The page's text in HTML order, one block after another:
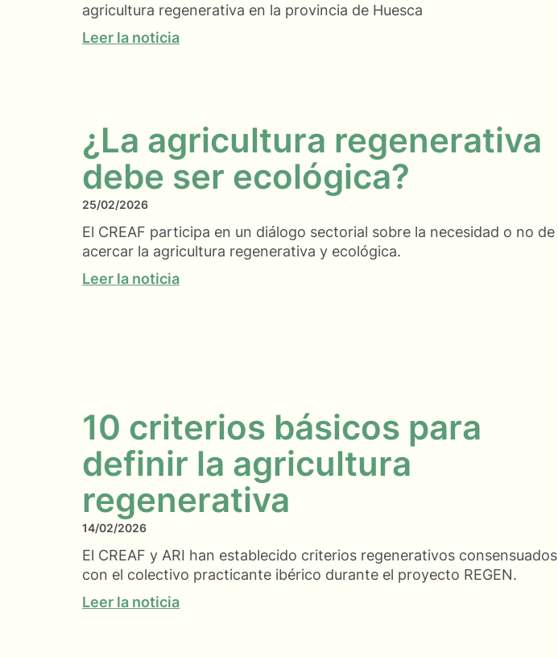
agricultura regenerativa en la provincia de Huesca
Leer la noticia
¿La agricultura regenerativa
debe ser ecológica?
25/02/2026
El CREAF participa en un diálogo sectorial sobre la necesidad o no de
acercar la agricultura regenerativa y ecológica.
Leer la noticia
10 criterios básicos para
definir la agricultura
regenerativa
14/02/2026
El CREAF y ARI han establecido criterios regenerativos consensuados
con el colectivo practicante ibérico durante el proyecto REGEN.
Leer la noticia